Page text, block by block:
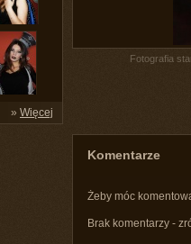
» Więcej
Fotografia
Komentarze
Żeby móc
Brak komentarzy -